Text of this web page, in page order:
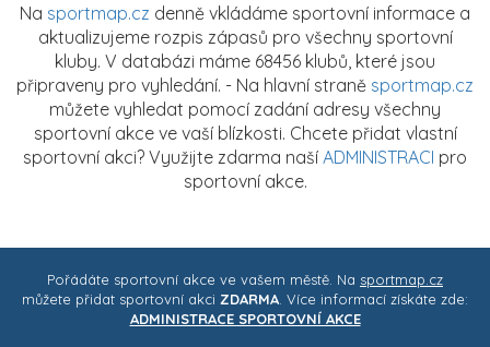
Na sportmap.cz denně vkládáme sportovní informace a
aktualizujeme rozpis zápasů pro všechny sportovní
kluby. V databázi máme 68456 klubů, které jsou
připraveny pro vyhledání. - Na hlavní straně sportmap.cz
můžete vyhledat pomocí zadání adresy všechny
sportovní akce ve vaší blízkosti. Chcete přidat vlastní
sportovní akci? Využijte zdarma naší ADMINISTRACI pro
sportovní akce.
Pořádáte sportovní akce ve vašem městě. Na sportmap.cz
můžete přidat sportovní akci ZDARMA . Více informací získáte zde:
ADMINISTRACE SPORTOVNÍ AKCE